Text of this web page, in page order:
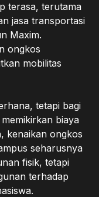
terasa, terutama
jasa transportasi
Maxim.
ongkos
mobilitas
tetapi bagi
biaya
kenaikan ongkos
seharusnya
fisik, tetapi
terhadap